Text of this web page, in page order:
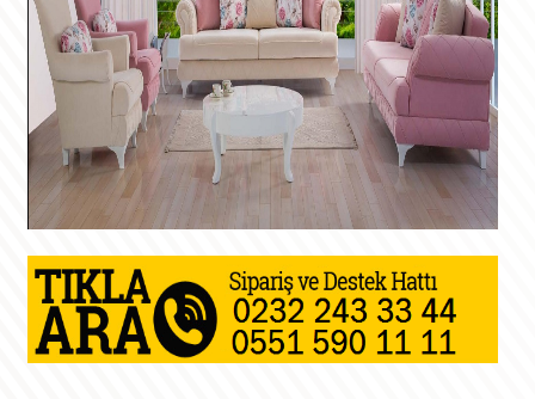
Halı Yıkama
Şubelerimiz
Yatak Yıkama